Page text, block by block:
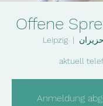
Offene
  |
Leipzig
aktuell
Anmeldung